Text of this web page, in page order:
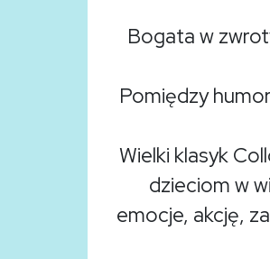
Bogata w
Pomiędzy
Wielki klasyk
dzieciom w
emocje, akcję,